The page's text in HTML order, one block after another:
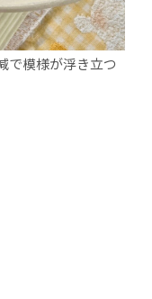
で模様が浮き立つ